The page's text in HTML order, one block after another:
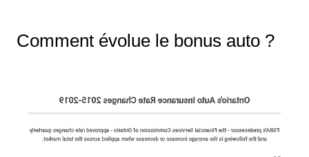
Comment évolue le bonus auto ?